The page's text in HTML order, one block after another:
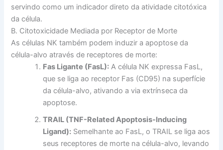
servindo como um indicador direto da atividade citotóxica
da célula.
B. Citotoxicidade Mediada por Receptor de Morte
As células NK também podem induzir a apoptose da
célula-alvo através de receptores de morte:
Fas Ligante (FasL): A célula NK expressa FasL,
que se liga ao receptor Fas (CD95) na superfície
da célula-alvo, ativando a via extrínseca da
apoptose.
TRAIL (TNF-Related Apoptosis-Inducing
Ligand): Semelhante ao FasL, o TRAIL se liga aos
seus receptores de morte na célula-alvo, levando